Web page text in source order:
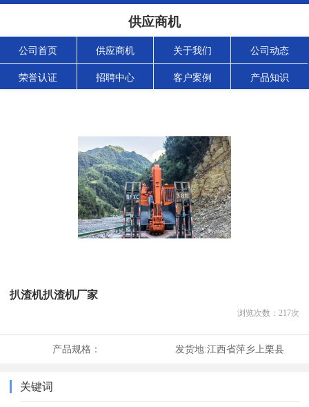
供应商机
公司首页 供应商机 关于我们 公司动态
荣誉认证 招聘中心 客户案例 产品知识
扒渣机扒渣机厂家
浏览次数： 217次
产品规格： 发货地:江西省萍乡上栗县
关键词